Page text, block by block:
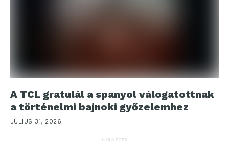
A TCL gratulál a spanyol válogatottnak
a történelmi bajnoki győzelemhez
JÚLIUS 31, 2026
HIRDETÉS